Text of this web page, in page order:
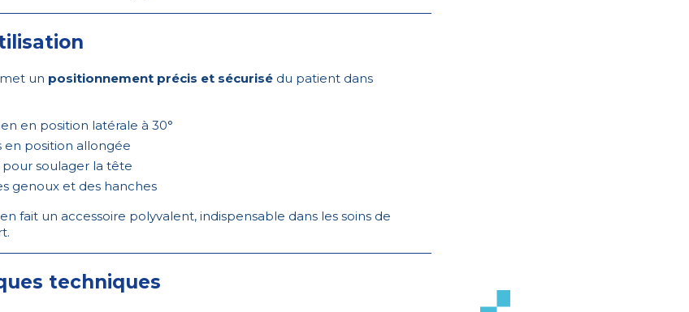
un positionnement précis et sécurisé du patient dans
en position latérale à 30°
en position allongée
soulager la tête
genoux et des hanches
fait un accessoire polyvalent, indispensable dans les soins de
techniques